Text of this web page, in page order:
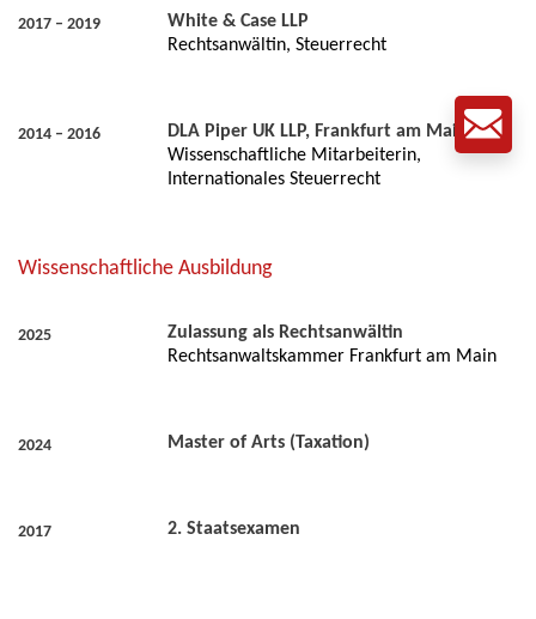
2017 – 2019
White & Case LLP
Rechtsanwältin, Steuerrecht
2014 – 2016
DLA Piper UK LLP, Frankfurt am Main
Wissenschaftliche Mitarbeiterin,
Internationales Steuerrecht
Wissenschaftliche Ausbildung
2025
Zulassung als Rechtsanwältin
Rechtsanwaltskammer Frankfurt am Main
2024 Master of Arts (Taxation)
2017 2. Staatsexamen